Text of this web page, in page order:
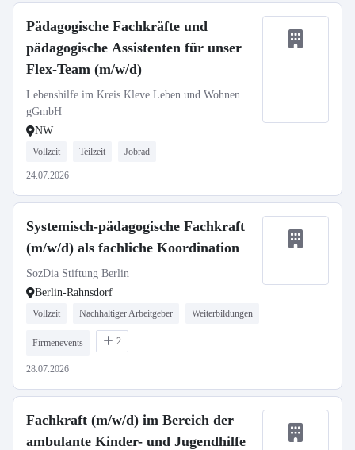
Pädagogische Fachkräfte und
pädagogische Assistenten für unser
Flex-Team (m/w/d)
Lebenshilfe im Kreis Kleve Leben und Wohnen
gGmbH
NW
Vollzeit Teilzeit Jobrad
24.07.2026
Systemisch-pädagogische Fachkraft
(m/w/d) als fachliche Koordination
SozDia Stiftung Berlin
Berlin-Rahnsdorf
Vollzeit Nachhaltiger Arbeitgeber Weiterbildungen
Firmenevents 2
28.07.2026
Fachkraft (m/w/d) im Bereich der
ambulante Kinder- und Jugendhilfe